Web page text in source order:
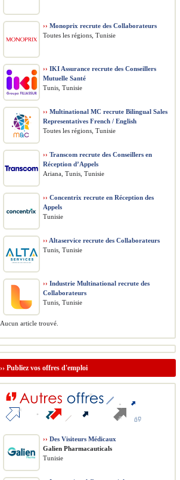
›› Monoprix recrute des Collaborateurs
Toutes les régions, Tunisie
›› IKI Assurance recrute des Conseillers
Mutuelle Santé
Tunis, Tunisie
›› Multinational MC recrute Bilingual Sales
Representatives French / English
Toutes les régions, Tunisie
›› Transcom recrute des Conseillers en
Réception d’Appels
Ariana, Tunis, Tunisie
›› Concentrix recrute en Réception des
Appels
Tunisie
›› Altaservice recrute des Collaborateurs
Tunis, Tunisie
›› Industrie Multinational recrute des
Collaborateurs
Tunis, Tunisie
Aucun article trouvé.
›› Publiez vos offres d'emploi
›› Des Visiteurs Médicaux
Galien Pharmacauticals
Tunisie